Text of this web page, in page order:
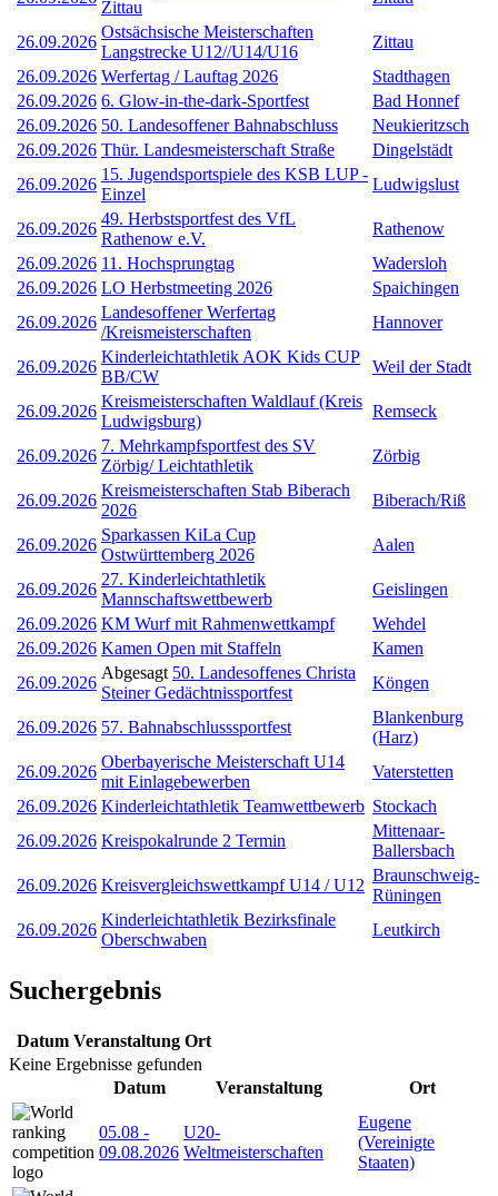
Zittau
26.09.2026
Ostsächsische Meisterschaften
Langstrecke U12//U14/U16
Zittau
26.09.2026 Werfertag / Lauftag 2026
Stadthagen
26.09.2026 6. Glow-in-the-dark-Sportfest
Bad Honnef
26.09.2026 50. Landesoffener Bahnabschluss
Neukieritzsch
26.09.2026 Thür. Landesmeisterschaft Straße
Dingelstädt
26.09.2026
15. Jugendsportspiele des KSB LUP -
Einzel
Ludwigslust
26.09.2026
49. Herbstsportfest des VfL
Rathenow e.V.
Rathenow
26.09.2026 11. Hochsprungtag
Wadersloh
26.09.2026 LO Herbstmeeting 2026
Spaichingen
26.09.2026
Landesoffener Werfertag
/Kreismeisterschaften
Hannover
26.09.2026
Kinderleichtathletik AOK Kids CUP
BB/CW
Weil der Stadt
26.09.2026
Kreismeisterschaften Waldlauf (Kreis
Ludwigsburg)
Remseck
26.09.2026
7. Mehrkampfsportfest des SV
Zörbig/ Leichtathletik
Zörbig
26.09.2026
Kreismeisterschaften Stab Biberach
2026
Biberach/Riß
26.09.2026
Sparkassen KiLa Cup
Ostwürttemberg 2026
Aalen
26.09.2026
27. Kinderleichtathletik
Mannschaftswettbewerb
Geislingen
26.09.2026 KM Wurf mit Rahmenwettkampf
Wehdel
26.09.2026 Kamen Open mit Staffeln
Kamen
26.09.2026
Abgesagt 50. Landesoffenes Christa
Steiner Gedächtnissportfest
Köngen
26.09.2026 57. Bahnabschlusssportfest
Blankenburg
(Harz)
26.09.2026
Oberbayerische Meisterschaft U14
mit Einlagebewerben
Vaterstetten
26.09.2026 Kinderleichtathletik Teamwettbewerb Stockach
26.09.2026 Kreispokalrunde 2 Termin
Mittenaar-
Ballersbach
26.09.2026 Kreisvergleichswettkampf U14 / U12
Braunschweig-
Rüningen
26.09.2026
Kinderleichtathletik Bezirksfinale
Oberschwaben
Leutkirch
Suchergebnis
Datum Veranstaltung Ort
Keine Ergebnisse gefunden
Datum
Veranstaltung Ort
05.08 -
09.08.2026
U20-
Weltmeisterschaften
Eugene
(Vereinigte
Staaten)